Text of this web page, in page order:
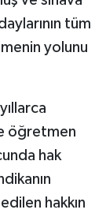
tüm
yolunu
öğretmen
hak
hakkın